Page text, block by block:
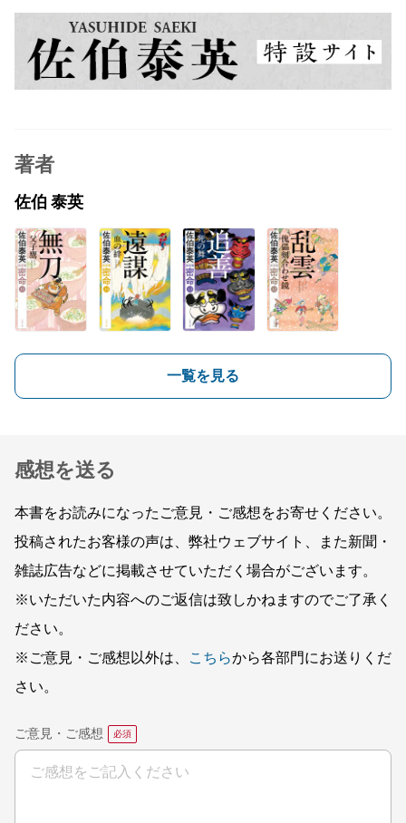
著者
佐伯 泰英
一覧を見る
感想を送る
本書をお読みになったご意見・ご感想をお寄せください。
投稿されたお客様の声は、弊社ウェブサイト、また新聞・
雑誌広告などに掲載させていただく場合がございます。
※いただいた内容へのご返信は致しかねますのでご了承く
ださい。
※ご意見・ご感想以外は、
こちらから各部門にお送りくだ
さい。
ご意見・ご感想